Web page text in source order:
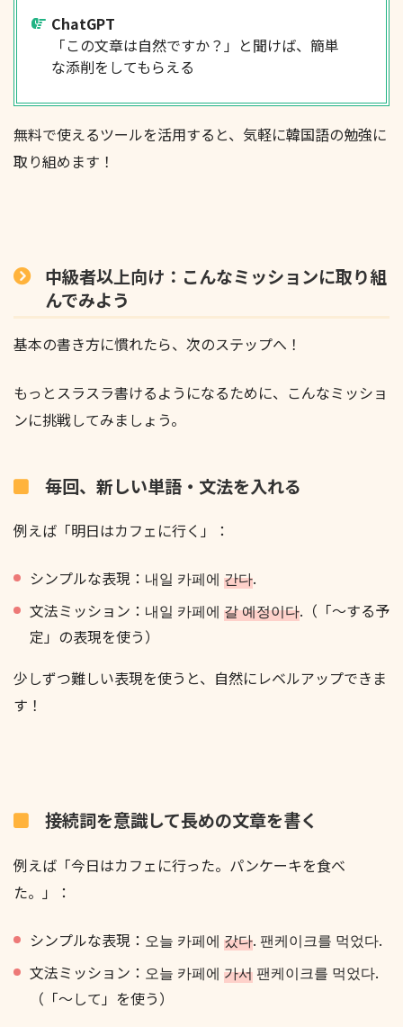
ChatGPT
「この文章は自然ですか？」と聞けば、簡単
な添削をしてもらえる
無料で使えるツールを活用すると、気軽に韓国語の勉強に
取り組めます！
中級者以上向け：こんなミッションに取り組
んでみよう
基本の書き方に慣れたら、次のステップへ！
もっとスラスラ書けるようになるために、こんなミッショ
ンに挑戦してみましょう。
毎回、新しい単語・文法を入れる
例えば「明日はカフェに行く」：
シンプルな表現：내일 카페에 간다.
文法ミッション：내일 카페에 갈 예정이다.（「～する予
定」の表現を使う）
少しずつ難しい表現を使うと、自然にレベルアップできま
す！
接続詞を意識して長めの文章を書く
例えば「今日はカフェに行った。パンケーキを食べ
た。」：
シンプルな表現：오늘 카페에 갔다. 팬케이크를 먹었다.
文法ミッション：오늘 카페에 가서 팬케이크를 먹었다.
（「～して」を使う）